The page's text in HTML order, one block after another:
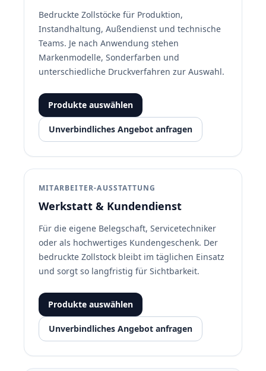
Bedruckte Zollstöcke für Produktion,
Instandhaltung, Außendienst und technische
Teams. Je nach Anwendung stehen
Markenmodelle, Sonderfarben und
unterschiedliche Druckverfahren zur Auswahl.
Produkte auswählen
Unverbindliches Angebot anfragen
MITARBEITER-AUSSTATTUNG
Werkstatt & Kundendienst
Für die eigene Belegschaft, Servicetechniker
oder als hochwertiges Kundengeschenk. Der
bedruckte Zollstock bleibt im täglichen Einsatz
und sorgt so langfristig für Sichtbarkeit.
Produkte auswählen
Unverbindliches Angebot anfragen